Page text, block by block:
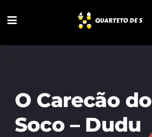
O Carecão do
Soco – Dudu